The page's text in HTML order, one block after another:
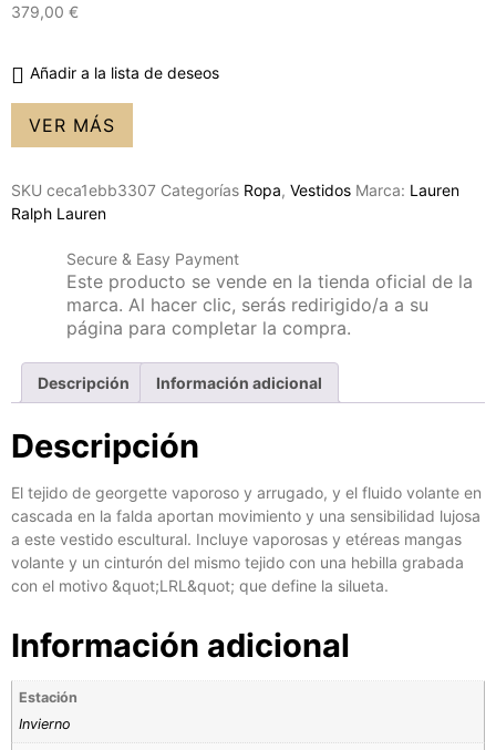
379,00 €
Añadir a la lista de deseos
VER MÁS
SKU ceca1ebb3307 Categorías Ropa, Vestidos Marca: Lauren
Ralph Lauren
Secure & Easy Payment
Este producto se vende en la tienda oficial de la
marca. Al hacer clic, serás redirigido/a a su
página para completar la compra.
Descripción Información adicional
Descripción
El tejido de georgette vaporoso y arrugado, y el fluido volante en
cascada en la falda aportan movimiento y una sensibilidad lujosa
a este vestido escultural. Incluye vaporosas y etéreas mangas
volante y un cinturón del mismo tejido con una hebilla grabada
con el motivo &quot;LRL&quot; que define la silueta.
Información adicional
Estación
Invierno